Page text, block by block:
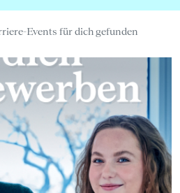
Events für dich gefunden